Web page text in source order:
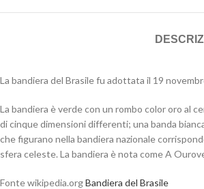
La bandiera del Brasile fu adottata il 19
La bandiera è verde con un rombo color oro al
di cinque dimensioni differenti; una banda
che figurano nella bandiera nazionale
sfera celeste. La bandiera è nota come A
Fonte wikipedia.orgBandiera del Brasile